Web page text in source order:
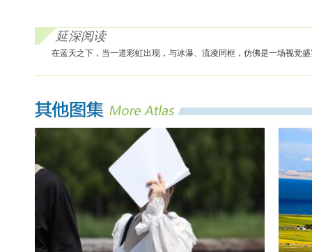
延深阅读
在蓝天之下，当一道彩虹出现，与冰瀑、流凌同框，仿佛是一场视觉